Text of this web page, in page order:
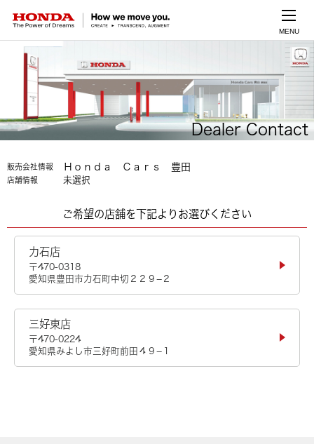
MENU
Dealer Contact
販売会社情報 Ｈｏｎｄａ Ｃａｒｓ 豊田
店舗情報 未選択
ご希望の店舗を下記よりお選びください
力石店
〒470-0318
愛知県豊田市力石町中切２２９−２
三好東店
〒470-0224
愛知県みよし市三好町前田４９−１